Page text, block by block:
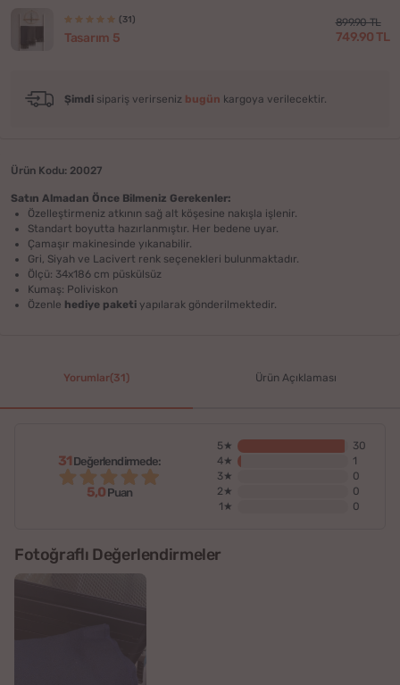
(31)
Tasarım 5
899.90 TL
749.90 TL
Şimdi sipariş verirseniz bugün kargoya verilecektir.
Ürün Kodu: 20027
Satın Almadan Önce Bilmeniz Gerekenler:
Özelleştirmeniz atkının sağ alt köşesine nakışla işlenir.
Standart boyutta hazırlanmıştır. Her bedene uyar.
Çamaşır makinesinde yıkanabilir.
Gri, Siyah ve Lacivert renk seçenekleri bulunmaktadır.
Ölçü: 34x186 cm püskülsüz
Kumaş: Poliviskon
Özenle hediye paketi yapılarak gönderilmektedir.
Yorumlar(31) Ürün Açıklaması
31 Değerlendirmede:
5,0Puan
5★
30
4★
1
3★
0
2★
0
1★
0
Fotoğraflı Değerlendirmeler